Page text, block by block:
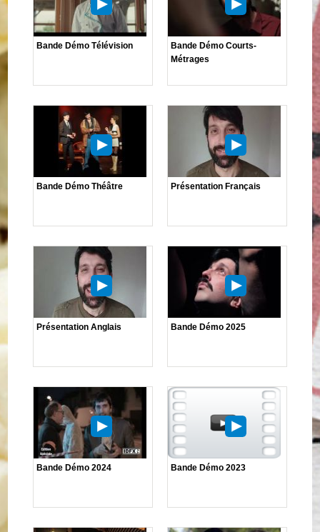
Bande Démo Télévision
Bande Démo Courts-
Métrages
Bande Démo Théâtre Présentation Français
Présentation Anglais Bande Démo 2025
Bande Démo 2024 Bande Démo 2023